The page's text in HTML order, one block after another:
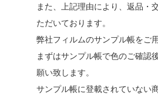
また、上記理由により、返品・
ただいております。
弊社フィルムのサンプル帳をご
まずはサンプル帳で色のご確認
願い致します。
サンプル帳に登載されていない